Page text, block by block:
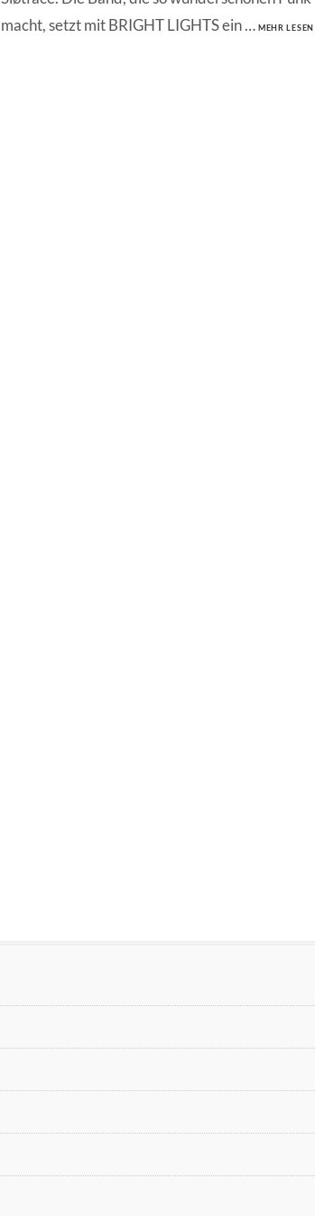
macht, setzt mit BRIGHT LIGHTS ein … MEHR LESEN–